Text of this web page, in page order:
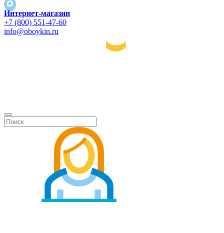
Интернет-магазин
+7 (800) 551-47-60
info@oboykin.ru